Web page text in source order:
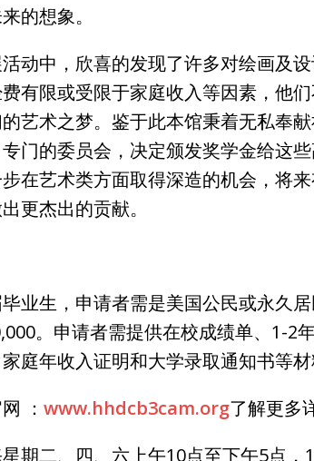
的想象。
中，欣喜的发现了许多对绘画及
有限或受限于家庭收入等因素，他
艺术之梦。鉴于此本馆秉着无私奉
门的委员会，决定颁发奖学金给这
在艺术类方面取得深造的机会，将
更杰出的贡献。
业生，申请者需是美国公民或永久居
。申请者需提供在校成绩单、1-2
庭年收入证明和大学录取通知书等材
： www.hhdcb3cam.org了解更多
期二、四、六上午10点至下午5点，